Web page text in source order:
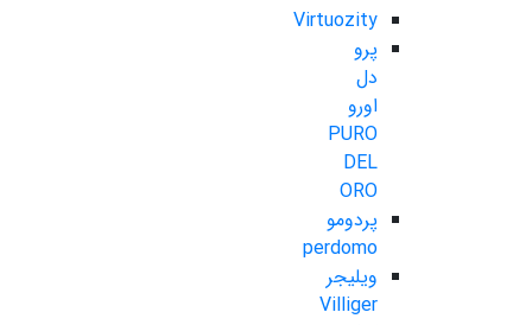
Virtuozity
پرو
دل
اورو
PURO
DEL
ORO
پردومو
perdomo
ویلیجر
Villiger